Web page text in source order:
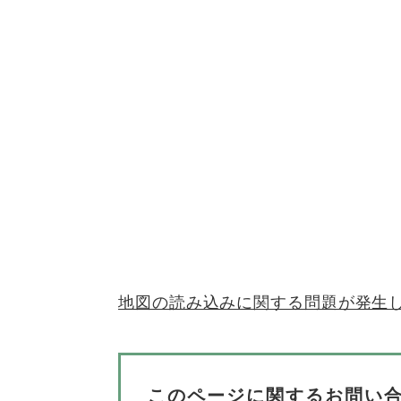
地図の読み込みに関する問題が発生
このページに関するお問い